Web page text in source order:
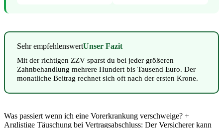
Sehr empfehlenswertUnser Fazit
Mit der richtigen ZZV sparst du bei jeder größeren
Zahnbehandlung mehrere Hundert bis Tausend Euro. Der
monatliche Beitrag rechnet sich oft nach der ersten Krone.
Was passiert wenn ich eine Vorerkrankung verschweige? +
Arglistige Täuschung bei Vertragsabschluss: Der Versicherer kann